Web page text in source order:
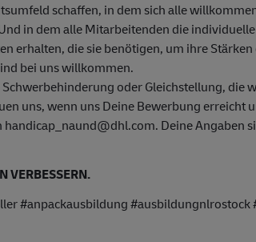
schaffen, in dem sich alle
in dem alle Mitarbeitenden die
erhalten, die sie benötigen, um ihre
bei uns willkommen.
oder Gleichstellung, die
uns, wenn uns Deine Bewerbung erreicht
handicap_naund@dhl.com. Deine Angaben
VERBESSERN.
#anpackausbildung #ausbildungnlrostock